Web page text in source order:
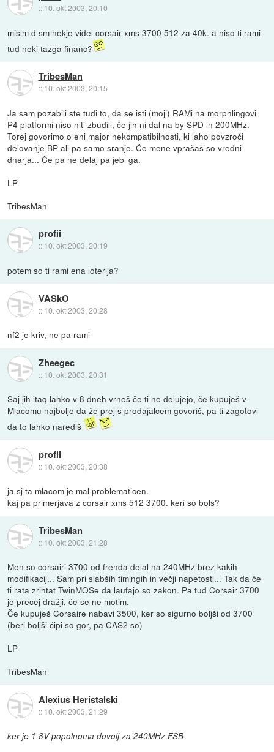
:: 10. okt 2003, 20:10
mislm d sm nekje videl corsair xms 3700 512 za 40k. a niso ti rami
tud neki tazga financ?
TribesMan
:: 10. okt 2003, 20:15
Ja sam pozabili ste tudi to, da se isti (moji) RAMi na morphlingovi
P4 platformi niso niti zbudili, če jih ni dal na by SPD in 200MHz.
Torej govorimo o eni major nekompatibilnosti, ki laho povzroči
delovanje BP ali pa samo sranje. Če mene vprašaš so vredni
dnarja... Če pa ne delaj pa jebi ga.
LP
TribesMan
profii
:: 10. okt 2003, 20:19
potem so ti rami ena loterija?
VASkO
:: 10. okt 2003, 20:28
nf2 je kriv, ne pa rami
Zheegec
:: 10. okt 2003, 20:31
Saj jih itaq lahko v 8 dneh vrneš če ti ne delujejo, če kupuješ v
Mlacomu najbolje da že prej s prodajalcem govoriš, pa ti zagotovi
da to lahko narediš
profii
:: 10. okt 2003, 20:38
ja sj ta mlacom je mal problematicen.
kaj pa primerjava z corsair xms 512 3700. keri so bols?
TribesMan
:: 10. okt 2003, 21:28
Men so corsairi 3700 od frenda delal na 240MHz brez kakih
modifikacij... Sam pri slabših timingih in večji napetosti... Tak da če
ti rata zrihtat TwinMOSe da laufajo so zakon. Pa tud Corsair 3700
je precej dražji, če se ne motim.
Če kupuješ Corsaire nabavi 3500, ker so sigurno boljši od 3700
(beri boljši čipi so gor, pa CAS2 so)
LP
TribesMan
Alexius Heristalski
:: 10. okt 2003, 21:29
ker je 1.8V popolnoma dovolj za 240MHz FSB